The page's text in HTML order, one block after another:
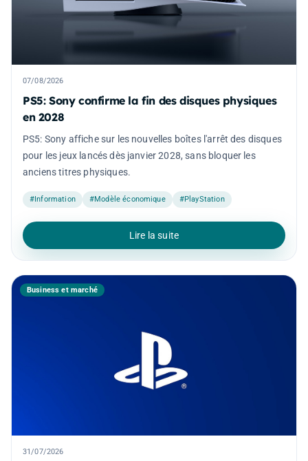
07/08/2026
PS5: Sony confirme la fin des disques physiques
en 2028
PS5: Sony affiche sur les nouvelles boîtes l'arrêt des disques
pour les jeux lancés dès janvier 2028, sans bloquer les
anciens titres physiques.
#Information #Modèle économique #PlayStation
Lire la suite
Business et marché
31/07/2026